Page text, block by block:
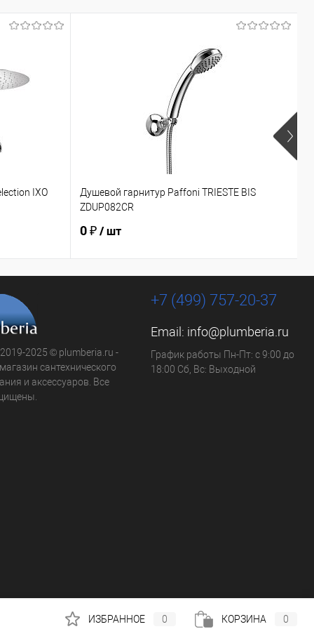
IXO
Душевой гарнитур Paffoni TRIESTE BIS
ZDUP082CR
0 ₽/ шт
2025 © plumberia.ru -
сантехнического
и аксессуаров. Все
+7 (499) 757-20-37
Email: info@plumberia.ru
График работы Пн-Пт: с 9:00 до
18:00 Сб, Вс: Выходной
ИЗБРАННОЕ 0 КОРЗИНА 0